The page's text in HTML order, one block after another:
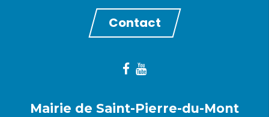
Contact
Mairie de Saint-Pierre-du-Mont